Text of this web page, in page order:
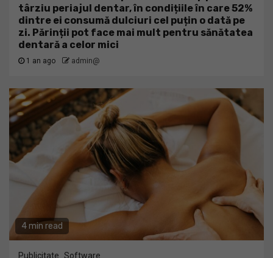
târziu periajul dentar, în condițiile în care 52%
dintre ei consumă dulciuri cel puțin o dată pe
zi. Părinții pot face mai mult pentru sănătatea
dentară a celor mici
1 an ago admin@
4 min read
Publicitate Software